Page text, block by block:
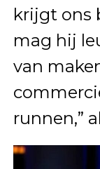
krijgt ons
mag hij
van
runnen,”